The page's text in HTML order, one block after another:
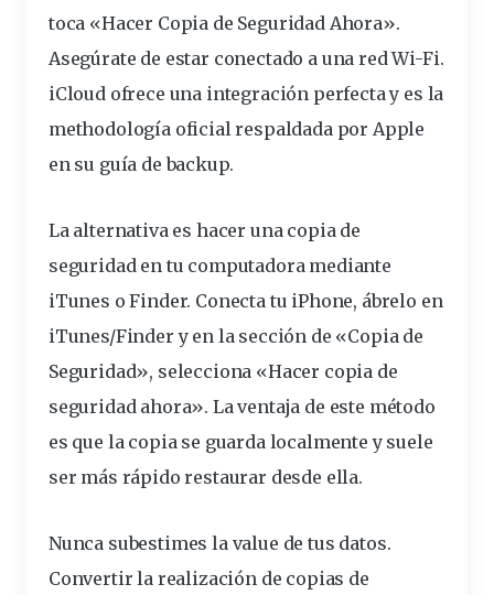
toca «Hacer Copia de Seguridad Ahora».
Asegúrate de estar conectado a una red Wi-Fi.
iCloud ofrece una integración perfecta y es la
methodología oficial respaldada por Apple
en su guía de backup.
La alternativa es hacer una copia de
seguridad en tu computadora mediante
iTunes o Finder. Conecta tu iPhone, ábrelo en
iTunes/Finder y en la sección de «Copia de
Seguridad», selecciona «Hacer copia de
seguridad ahora». La ventaja de este método
es que la copia se guarda localmente y suele
ser más rápido restaurar desde ella.
Nunca subestimes la value de tus datos.
Convertir la realización de copias de